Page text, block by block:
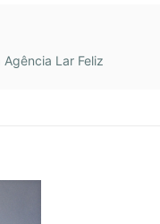
Lar Feliz